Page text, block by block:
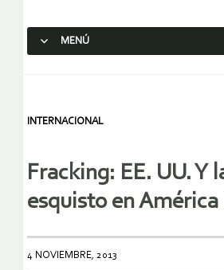
MENÚ
INTERNACIONAL
Fracking: EE. UU. Y
esquisto en
4 NOVIEMBRE, 2013